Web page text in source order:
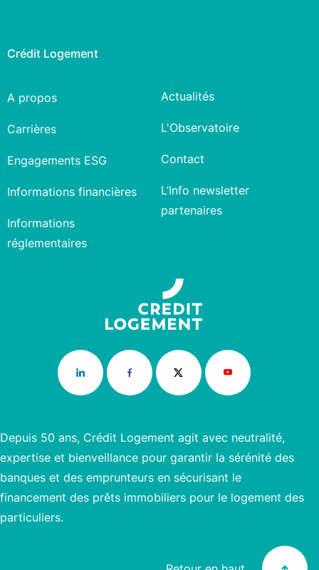
Crédit Logement
A propos
Carrières
Engagements ESG
Informations financières
Informations
réglementaires
Actualités
L'Observatoire
Contact
L’Info newsletter
partenaires
Depuis 50 ans, Crédit Logement agit avec neutralité,
expertise et bienveillance pour garantir la sérénité des
banques et des emprunteurs en sécurisant le
financement des prêts immobiliers pour le logement des
particuliers.